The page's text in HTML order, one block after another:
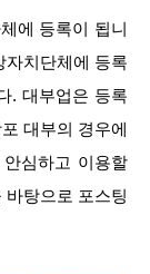
에 등록이 됩니
자치단체에 등록
. 대부업은 등록
대부의 경우에
심하고 이용할
탕으로 포스팅